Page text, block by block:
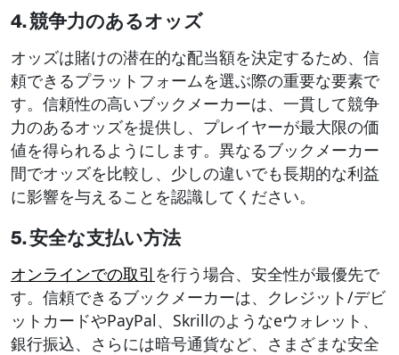
4. 競争力のあるオッズ
オッズは賭けの潜在的な配当額を決定するため、信
頼できるプラットフォームを選ぶ際の重要な要素で
す。信頼性の高いブックメーカーは、一貫して競争
力のあるオッズを提供し、プレイヤーが最大限の価
値を得られるようにします。異なるブックメーカー
間でオッズを比較し、少しの違いでも長期的な利益
に影響を与えることを認識してください。
5. 安全な支払い方法
オンラインでの取引 を行う場合、安全性が最優先で
す。信頼できるブックメーカーは、クレジット/デビ
ットカードやPayPal、Skrillのようなeウォレット、
銀行振込、さらには暗号通貨など、さまざまな安全